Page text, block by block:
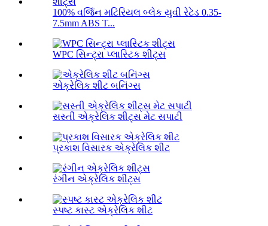
100% વર્જિન મટિરિયલ બ્લેક યુવી રેટેડ 0.35-
7.5mm ABS T...
WPC સિન્ટ્રા પ્લાસ્ટિક શીટ્સ
એક્રેલિક શીટ બનિંગ્સ
સસ્તી એક્રેલિક શીટ્સ મેટ સપાટી
પ્રકાશ વિસારક એક્રેલિક શીટ
રંગીન એક્રેલિક શીટ્સ
સ્પષ્ટ કાસ્ટ એક્રેલિક શીટ